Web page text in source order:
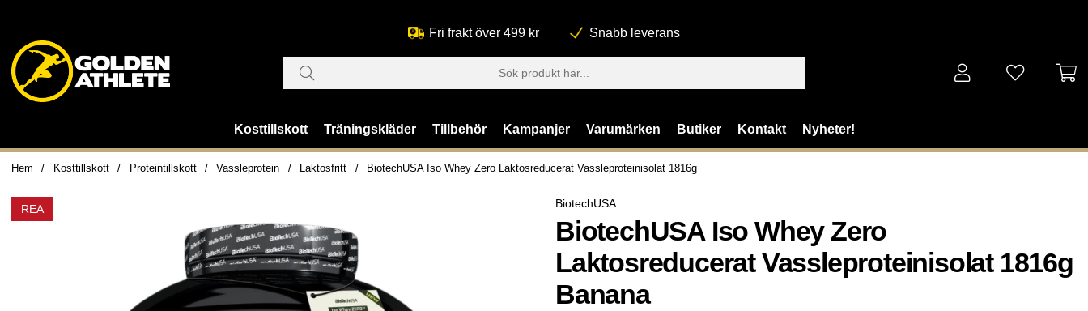
Fri frakt över 499 kr Snabb leverans
Kosttillskott Träningskläder Tillbehör Kampanjer Varumärken Butiker Kontakt Nyheter!
Hem Kosttillskott Proteintillskott Vassleprotein Laktosfritt BiotechUSA Iso Whey Zero Laktosreducerat Vassleproteinisolat 1816g
REA BiotechUSA
BiotechUSA Iso Whey Zero
Laktosreducerat Vassleproteinisolat 1816g
Banana